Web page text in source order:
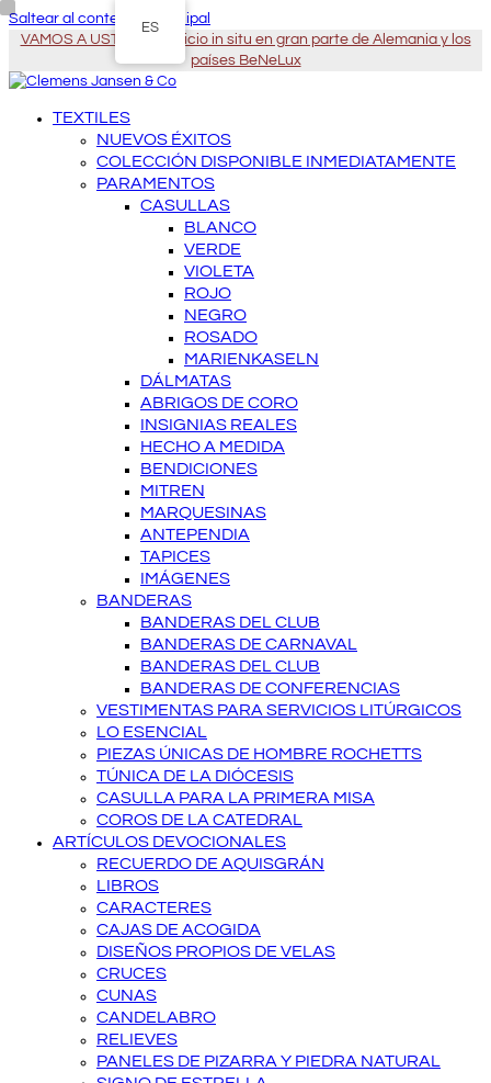
Saltear al contenido principal
VAMOS A USTED - Servicio in situ en gran parte de Alemania y los
países BeNeLux
TEXTILES
NUEVOS ÉXITOS
COLECCIÓN DISPONIBLE INMEDIATAMENTE
PARAMENTOS
CASULLAS
BLANCO
VERDE
VIOLETA
ROJO
NEGRO
ROSADO
MARIENKASELN
DÁLMATAS
ABRIGOS DE CORO
INSIGNIAS REALES
HECHO A MEDIDA
BENDICIONES
MITREN
MARQUESINAS
ANTEPENDIA
TAPICES
IMÁGENES
BANDERAS
BANDERAS DEL CLUB
BANDERAS DE CARNAVAL
BANDERAS DEL CLUB
BANDERAS DE CONFERENCIAS
VESTIMENTAS PARA SERVICIOS LITÚRGICOS
LO ESENCIAL
PIEZAS ÚNICAS DE HOMBRE ROCHETTS
TÚNICA DE LA DIÓCESIS
CASULLA PARA LA PRIMERA MISA
COROS DE LA CATEDRAL
ARTÍCULOS DEVOCIONALES
RECUERDO DE AQUISGRÁN
LIBROS
CARACTERES
CAJAS DE ACOGIDA
DISEÑOS PROPIOS DE VELAS
CRUCES
CUNAS
CANDELABRO
RELIEVES
PANELES DE PIZARRA Y PIEDRA NATURAL
ES